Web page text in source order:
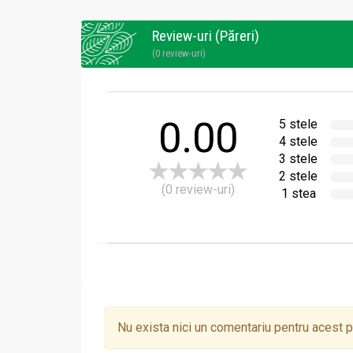
Mod preparare:
La 1-2 lingurițe se adaugă o cana de
Se filtrează
Mod administrare:
se beau 3 ceaiuri pe zi, neîndulcite, cu
Review-uri (Păreri)
(0 review-uri)
0.00
(0 review-uri)
5 stele
4 stele
3 stele
2 stele
1 stea
Nu exista nici un comentariu pentru acest